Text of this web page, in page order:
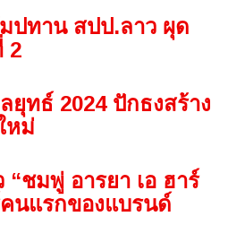
ปทาน สปป.ลาว ผุด
2
ยุทธ์ 2024 ปักธงสร้าง
หม่
“ชมพู่ อารยา เอ ฮาร์
คนแรกของแบรนด์